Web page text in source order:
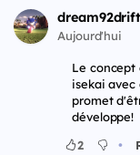
Aujourd'hui
Le concept
isekai
promet
développe!
2
•